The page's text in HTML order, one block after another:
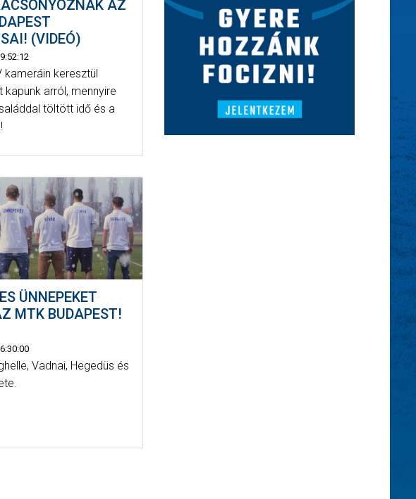
AZ
(VIDEÓ)
kameráin keresztül
kapunk arról, mennyire
töltött idő és a
ÜNNEPEKET
MTK BUDAPEST!
Vadnai, Hegedüs és